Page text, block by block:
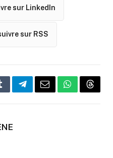
sur LinkedIn
sur RSS
TelegramEmailWhatsApp